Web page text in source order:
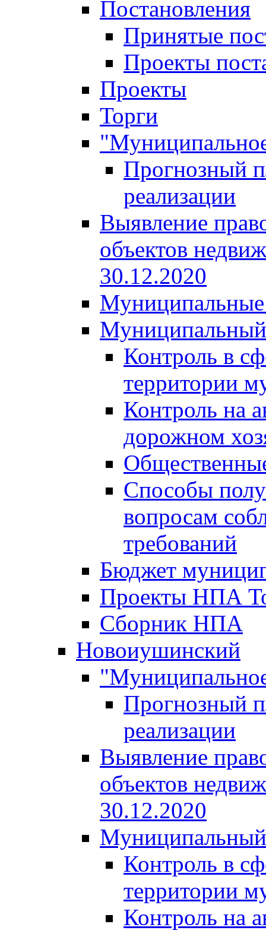
Постановления
Принятые
Проекты
Проекты
Торги
Прогнозный
реализации
Выявление
объектов
30.12.2020
Муниципальные
Муниципальный
Контроль в
территории
Контроль на
дорожном
Способы
вопросам
требований
Бюджет
Проекты НПА
Сборник НПА
Новоиушинский
Прогнозный
реализации
Выявление
объектов
30.12.2020
Муниципальный
Контроль в
территории
Контроль на